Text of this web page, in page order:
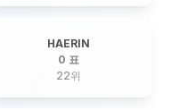
HAERIN
0 표
22위